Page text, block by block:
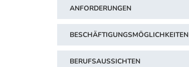
ANFORDERUNGEN
BESCHÄFTIGUNGSMÖGLICHKEITEN
BERUFSAUSSICHTEN